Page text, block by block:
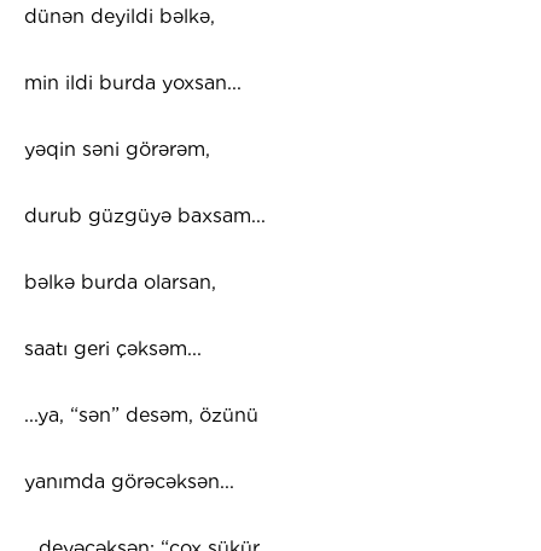
dünən deyildi bəlkə,
min ildi burda yoxsan...
yəqin səni görərəm,
durub güzgüyə baxsam...
bəlkə burda olarsan,
saatı geri çəksəm...
...ya, “sən” desəm, özünü
yanımda görəcəksən...